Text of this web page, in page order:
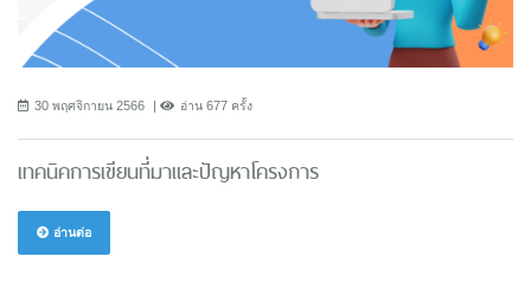
30 พฤศจิกายน 2566 อ่าน 677 ครั้ง
เทคนิคการเขียนที่มาและปัญหาโครงการ
อ่านต่อ